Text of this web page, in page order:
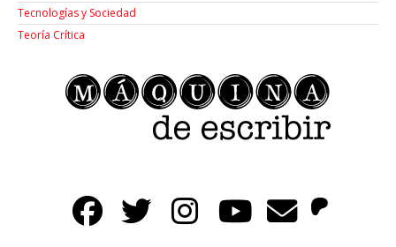
Tecnologías y Sociedad
Teoría Crítica